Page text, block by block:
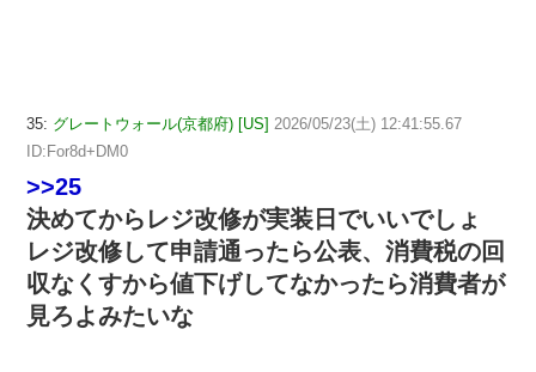
35: グレートウォール(京都府) [US] 2026/05/23(土) 12:41:55.67
ID:For8d+DM0
>>25
決めてからレジ改修が実装日でいいでしょ
レジ改修して申請通ったら公表、消費税の回
収なくすから値下げしてなかったら消費者が
見ろよみたいな